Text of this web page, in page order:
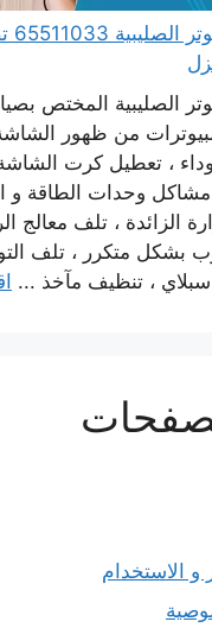
الصليبية المختص
من ظهور
، تعطيل كرت
وحدات الطاقة و
الزائدة ، تلف معالج
بشكل متكرر ، تلف
سبلاي ، تنظيف مآخذ ...
و الاستخدام